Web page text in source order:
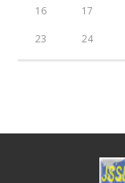
16 17
23 24